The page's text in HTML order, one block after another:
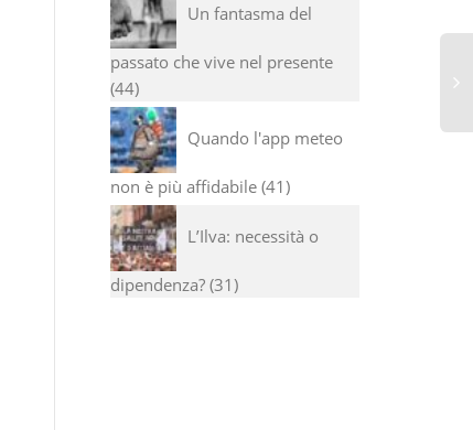
Un fantasma del
passato che vive nel presente
44
Quando l'app meteo
non è più affidabile 41
L’Ilva: necessità o
dipendenza? 31